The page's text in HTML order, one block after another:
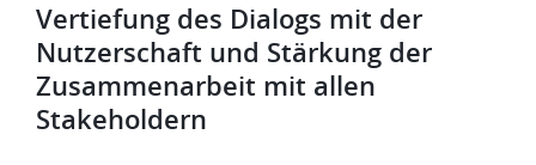
Vertiefung des Dialogs mit der
Nutzerschaft und Stärkung der
Zusammenarbeit mit allen
Stakeholdern